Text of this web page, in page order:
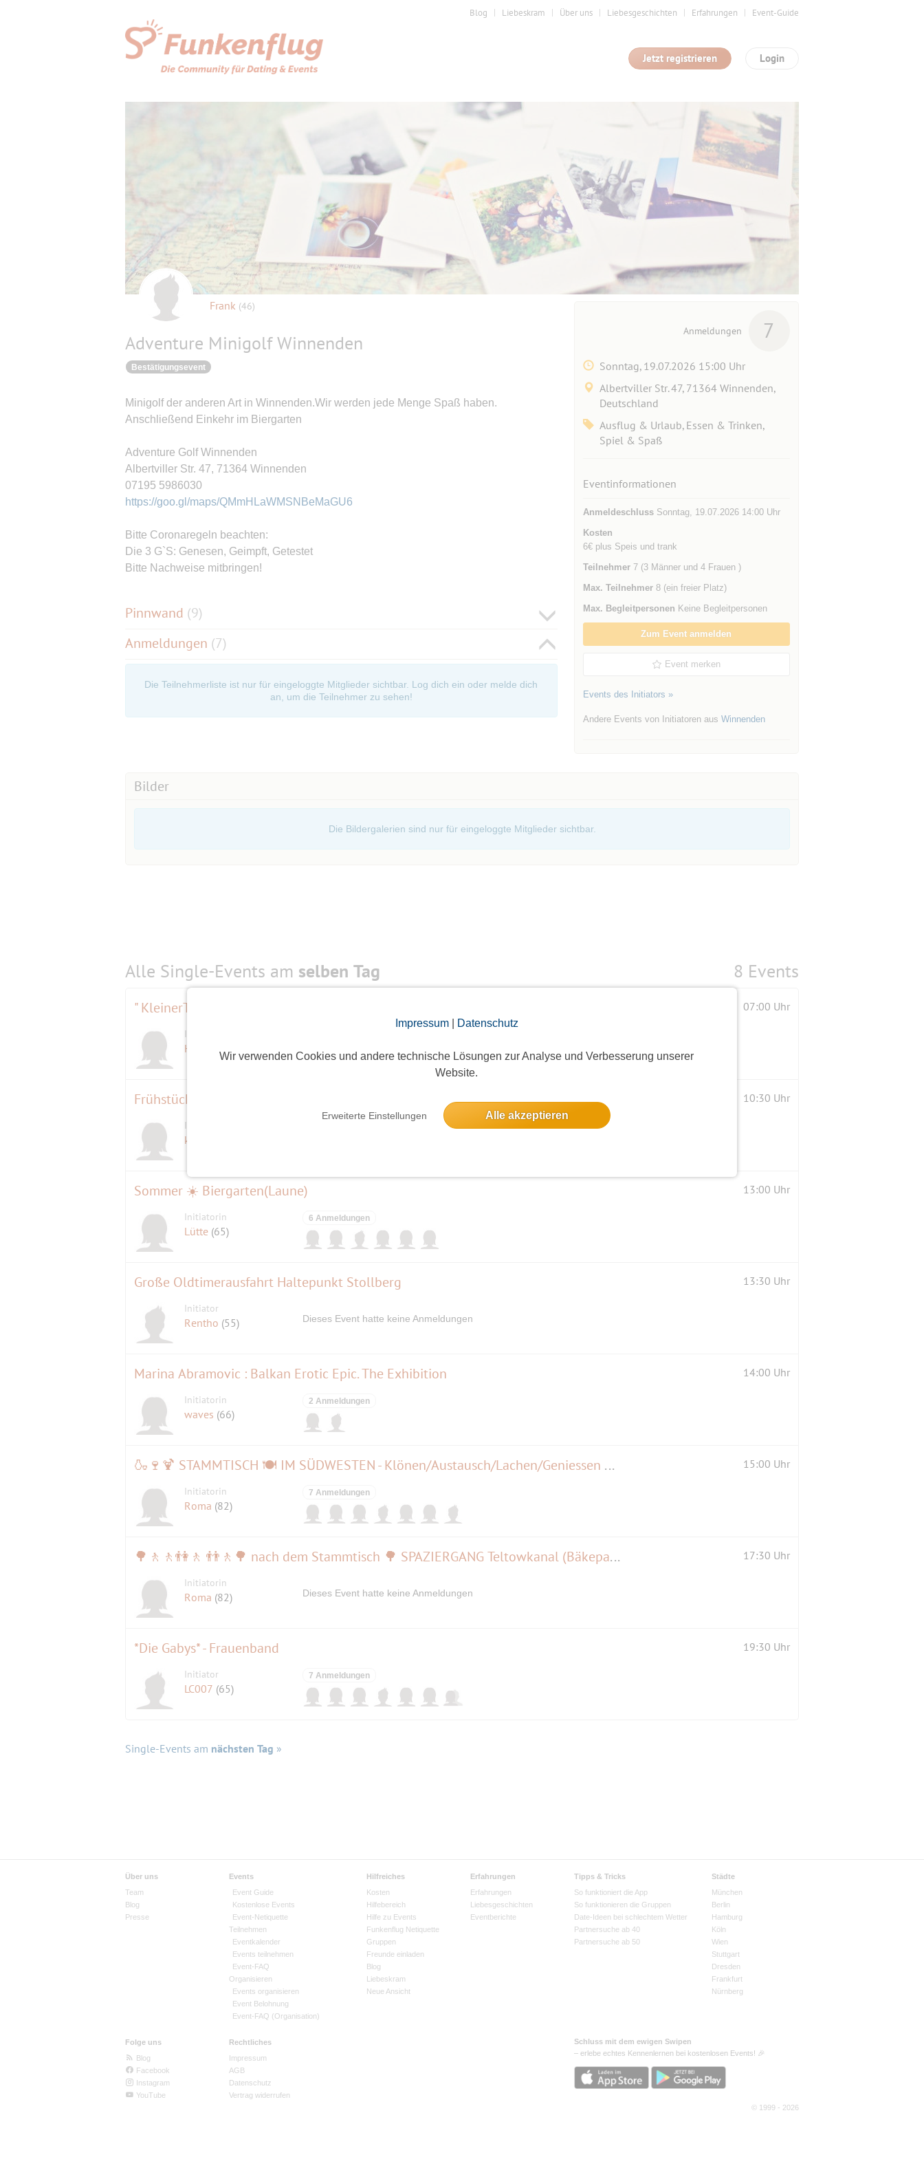
Impressum| Datenschutz
Wir verwenden Cookies und andere technische Lösungen zur Analyse und Verbesserung unserer
Website.
Erweiterte Einstellungen Alle akzeptieren
Blog Liebeskram Über uns Liebesgeschichten Erfahrungen Event-Guide
Login
Jetzt registrieren
Frank (46)
Adventure Minigolf Winnenden
Bestätigungsevent
Minigolf der anderen Art in Winnenden.Wir werden jede Menge Spaß haben.
Anschließend Einkehr im Biergarten
Adventure Golf Winnenden
Albertviller Str. 47, 71364 Winnenden
07195 5986030
https://goo.gl/maps/QMmHLaWMSNBeMaGU6
Bitte Coronaregeln beachten:
Die 3 G`S: Genesen, Geimpft, Getestet
Bitte Nachweise mitbringen!
Pinnwand (9)
Anmeldungen (7)
Die Teilnehmerliste ist nur für eingeloggte Mitglieder sichtbar. Log dich ein oder melde dich
an, um die Teilnehmer zu sehen!
Anmeldungen 7
Sonntag, 19.07.2026 15:00 Uhr
Albertviller Str. 47, 71364 Winnenden,
Deutschland
Ausflug & Urlaub, Essen & Trinken,
Spiel & Spaß
Eventinformationen
AnmeldeschlussSonntag, 19.07.2026 14:00 Uhr
Kosten
6€ plus Speis und trank
Teilnehmer7 (3 Männer und 4 Frauen )
Max. Teilnehmer8 (ein freier Platz)
Max. Begleitpersonen Keine Begleitpersonen
Zum Event anmelden
Event merken
Events des Initiators »
Andere Events von Initiatoren aus Winnenden
Bilder
Die Bildergalerien sind nur für eingeloggte Mitglieder sichtbar.
Alle Single-Events am selben Tag 8 Events
" KleinerTriathlon" am frühen Morgen 07:00 Uhr
Initiatorin
Holunder70
Frühstück Pianocafe 10:30 Uhr
Initiatorin
kooky
Sommer ☀️ Biergarten(Laune) 13:00 Uhr
Initiatorin
Lütte (65)
6 Anmeldungen
Große Oldtimerausfahrt Haltepunkt Stollberg 13:30 Uhr
Initiator
Rentho (55) Dieses Event hatte keine Anmeldungen
Marina Abramovic : Balkan Erotic Epic. The Exhibition 14:00 Uhr
Initiatorin
waves (66)
2 Anmeldungen
🍶🍷🍹 STAMMTISCH 🍽 IM SÜDWESTEN - Klönen/Austausch/Lachen/Geniessen 🌟ORIGINAL ITALIENISCHE Küche 15:00 Uhr
Initiatorin
Roma (82)
7 Anmeldungen
🌳🚶🚶👫🚶 👬🚶🌳 nach dem Stammtisch 🌳 SPAZIERGANG Teltowkanal (Bäkepark/Stadtpark Stegl.?)🌳 🌳🌳 17:30 Uhr
Initiatorin
Roma (82) Dieses Event hatte keine Anmeldungen
*Die Gabys* - Frauenband 19:30 Uhr
Initiator
LC007 (65)
7 Anmeldungen
Single-Events am nächsten Tag »
Über uns
Team
Blog
Presse
Events
Event Guide
Kostenlose Events
Event-Netiquette
Teilnehmen
Eventkalender
Events teilnehmen
Event-FAQ
Organisieren
Events organisieren
Event Belohnung
Event-FAQ (Organisation)
Hilfreiches
Kosten
Hilfebereich
Hilfe zu Events
Funkenflug Netiquette
Gruppen
Freunde einladen
Blog
Liebeskram
Neue Ansicht
Erfahrungen
Erfahrungen
Liebesgeschichten
Eventberichte
Tipps & Tricks
So funktioniert die App
So funktionieren die Gruppen
Date-Ideen bei schlechtem Wetter
Partnersuche ab 40
Partnersuche ab 50
Städte
München
Berlin
Hamburg
Köln
Wien
Stuttgart
Dresden
Frankfurt
Nürnberg
Folge uns
Blog
Facebook
Instagram
YouTube
Rechtliches
Impressum
AGB
Datenschutz
Vertrag widerrufen
Schluss mit dem ewigen Swipen
– erlebe echtes Kennenlernen bei kostenlosen Events! 🎉
© 1999 - 2026